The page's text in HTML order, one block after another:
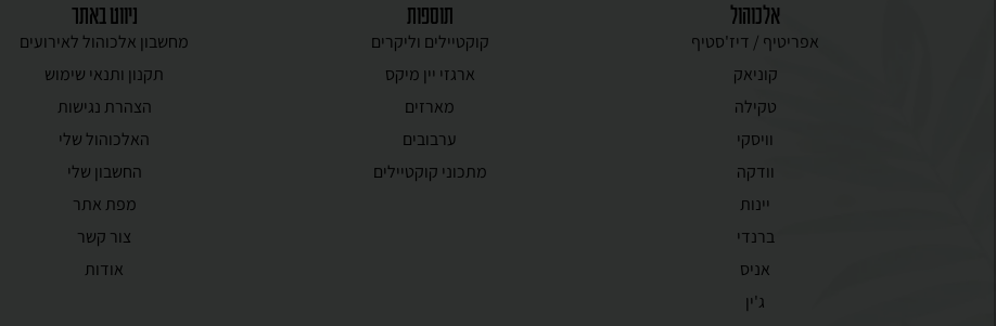
אלכוהול
אפריטיף / דיז'סטיף
קוניאק
טקילה
וויסקי
וודקה
יינות
ברנדי
אניס
ג'ין
תוספות
קוקטיילים וליקרים
ארגזי יין מיקס
מארזים
ערבובים
מתכוני קוקטיילים
ניווט באתר
מחשבון אלכוהול לאירועים
תקנון ותנאי שימוש
הצהרת נגישות
האלכוהול שלי
החשבון שלי
מפת אתר
צור קשר
אודות